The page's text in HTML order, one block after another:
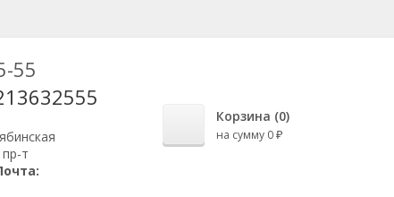
55
т
Корзина (0)
на сумму 0 ₽